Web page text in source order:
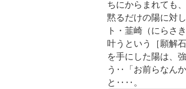
ちにからまれても
黙るだけの陽に対
ト・韮崎（にらさ
叶うという［願解
を手にした陽は、
う‥「お前らなんか
と‥‥。